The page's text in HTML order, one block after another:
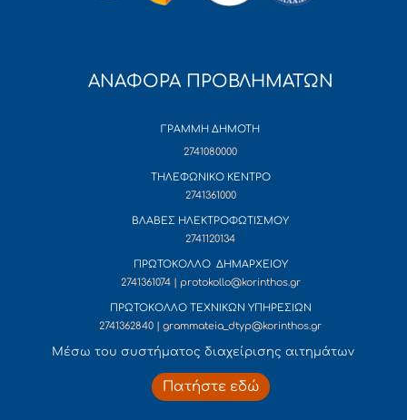
ΑΝΑΦΟΡΑ ΠΡΟΒΛΗΜΑΤΩΝ
ΓΡΑΜΜΗ ΔΗΜΟΤΗ
2741080000
ΤΗΛΕΦΩΝΙΚΟ ΚΕΝΤΡΟ
2741361000
ΒΛΑΒΕΣ ΗΛΕΚΤΡΟΦΩΤΙΣΜΟΥ
2741120134
ΠΡΩΤΟΚΟΛΛΟ ΔΗΜΑΡΧΕΙΟΥ
2741361074 | protokollo@korinthos.gr
ΠΡΩΤΟΚΟΛΛΟ ΤΕΧΝΙΚΩΝ ΥΠΗΡΕΣΙΩΝ
2741362840 | grammateia_dtyp@korinthos.gr
Mέσω του συστήματος διαχείρισης αιτημάτων
Πατήστε εδώ